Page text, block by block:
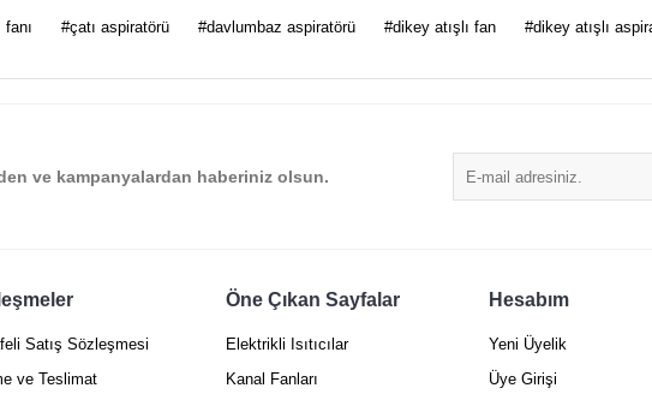
Bu ürüne ilk yorumu siz yapın!
fanı #çatı aspiratörü #davlumbaz aspiratörü #dikey atışlı fan #dikey atışlı
ve kampanyalardan haberiniz olsun.
Satış Sözleşmesi
ve Teslimat
Öne Çıkan Sayfalar
Elektrikli Isıtıcılar
Kanal Fanları
Hesabım
Yeni Üyelik
Üye Girişi